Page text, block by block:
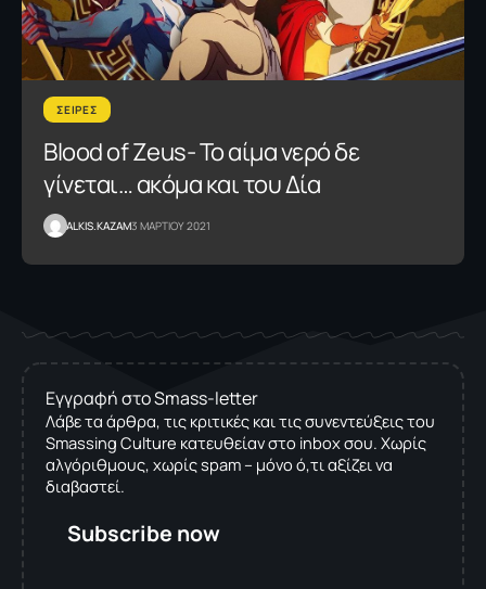
ΣΕΙΡΕΣ
Blood of Zeus- Το αίμα νερό δε
γίνεται… ακόμα και του Δία
ALKIS.KAZAM3 ΜΑΡΤΙΟΥ 2021
Εγγραφή στο Smass-letter
Λάβε τα άρθρα, τις κριτικές και τις συνεντεύξεις του
Smassing Culture κατευθείαν στο inbox σου. Χωρίς
αλγόριθμους, χωρίς spam – μόνο ό,τι αξίζει να
διαβαστεί.
Subscribe now